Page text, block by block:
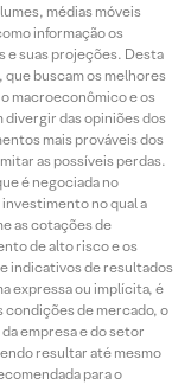
médias móveis
informação os
e suas projeções. Desta
que buscam os melhores
macroeconômico e os
divergir das opiniões dos
mais prováveis dos
as possíveis perdas.
é negociada no
no qual a
as cotações de
de alto risco e os
indicativos de resultados
expressa ou implícita, é
condições de mercado, o
empresa e do setor
resultar até mesmo
para o